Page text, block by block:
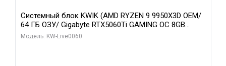
Системный блок KWIK (AMD RYZEN 9 9950X3D OEM/
64 ГБ ОЗУ/ Gigabyte RTX5060Ti GAMING OC 8GB
GDDR7 128bit 3xDP H/ 1 ТБ SSD)
Модель: KW-Live0060